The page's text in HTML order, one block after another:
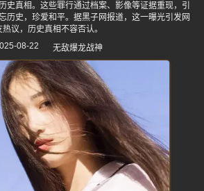
史真相。这些罪行通过档案、影像等证据重现，引
历史，珍爱和平。据黑子网报道，这一曝光引发网
热议，历史真相不容否认。
08-22
无敌爆龙战神